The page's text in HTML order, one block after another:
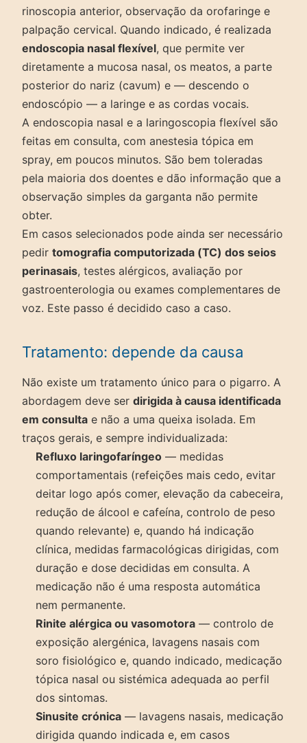
rinoscopia anterior, observação da orofaringe e
palpação cervical. Quando indicado, é realizada
endoscopia nasal flexível, que permite ver
diretamente a mucosa nasal, os meatos, a parte
posterior do nariz (cavum) e — descendo o
endoscópio — a laringe e as cordas vocais.
A endoscopia nasal e a laringoscopia flexível são
feitas em consulta, com anestesia tópica em
spray, em poucos minutos. São bem toleradas
pela maioria dos doentes e dão informação que a
observação simples da garganta não permite
obter.
Em casos selecionados pode ainda ser necessário
pedir tomografia computorizada (TC) dos seios
perinasais, testes alérgicos, avaliação por
gastroenterologia ou exames complementares de
voz. Este passo é decidido caso a caso.
Tratamento: depende da causa
Não existe um tratamento único para o pigarro. A
abordagem deve ser dirigida à causa identificada
em consulta e não a uma queixa isolada. Em
traços gerais, e sempre individualizada:
Refluxo laringofaríngeo — medidas
comportamentais (refeições mais cedo, evitar
deitar logo após comer, elevação da cabeceira,
redução de álcool e cafeína, controlo de peso
quando relevante) e, quando há indicação
clínica, medidas farmacológicas dirigidas, com
duração e dose decididas em consulta. A
medicação não é uma resposta automática
nem permanente.
Rinite alérgica ou vasomotora — controlo de
exposição alergénica, lavagens nasais com
soro fisiológico e, quando indicado, medicação
tópica nasal ou sistémica adequada ao perfil
dos sintomas.
Sinusite crónica — lavagens nasais, medicação
dirigida quando indicada e, em casos